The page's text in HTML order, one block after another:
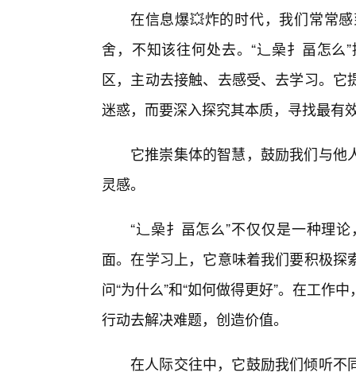
在信息爆💥炸的时代，我们常常
舍，不知该往何处去。“辶喿扌畐怎
区，主动去接触、去感受、去学习。
迷惑，而要深入探究其本质，寻找最有
它推崇集体的智慧，鼓励我们与
灵感。
“辶喿扌畐怎么”不仅仅是一种理
面。在学习上，它意味着我们要积极
问“为什么”和“如何做得更好”。在工作
行动去解决难题，创造价值。
在人际交往中，它鼓励我们倾听不